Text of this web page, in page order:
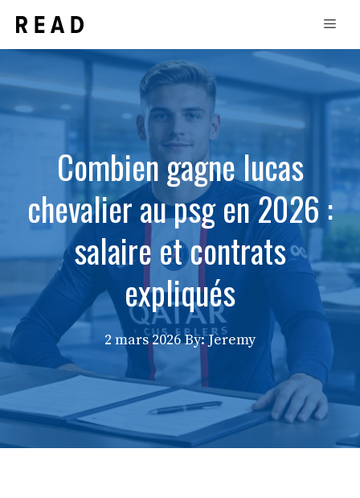
contenu
Combien gagne lucas
chevalier au psg en 2026 :
salaire et contrats
expliqués
2 mars 2026 By: Jeremy